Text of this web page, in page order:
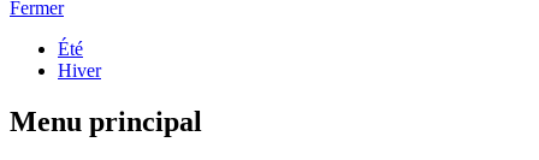
Fermer
Été
Hiver
Menu principal